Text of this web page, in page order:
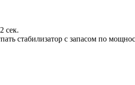
сек.
стабилизатор с запасом по